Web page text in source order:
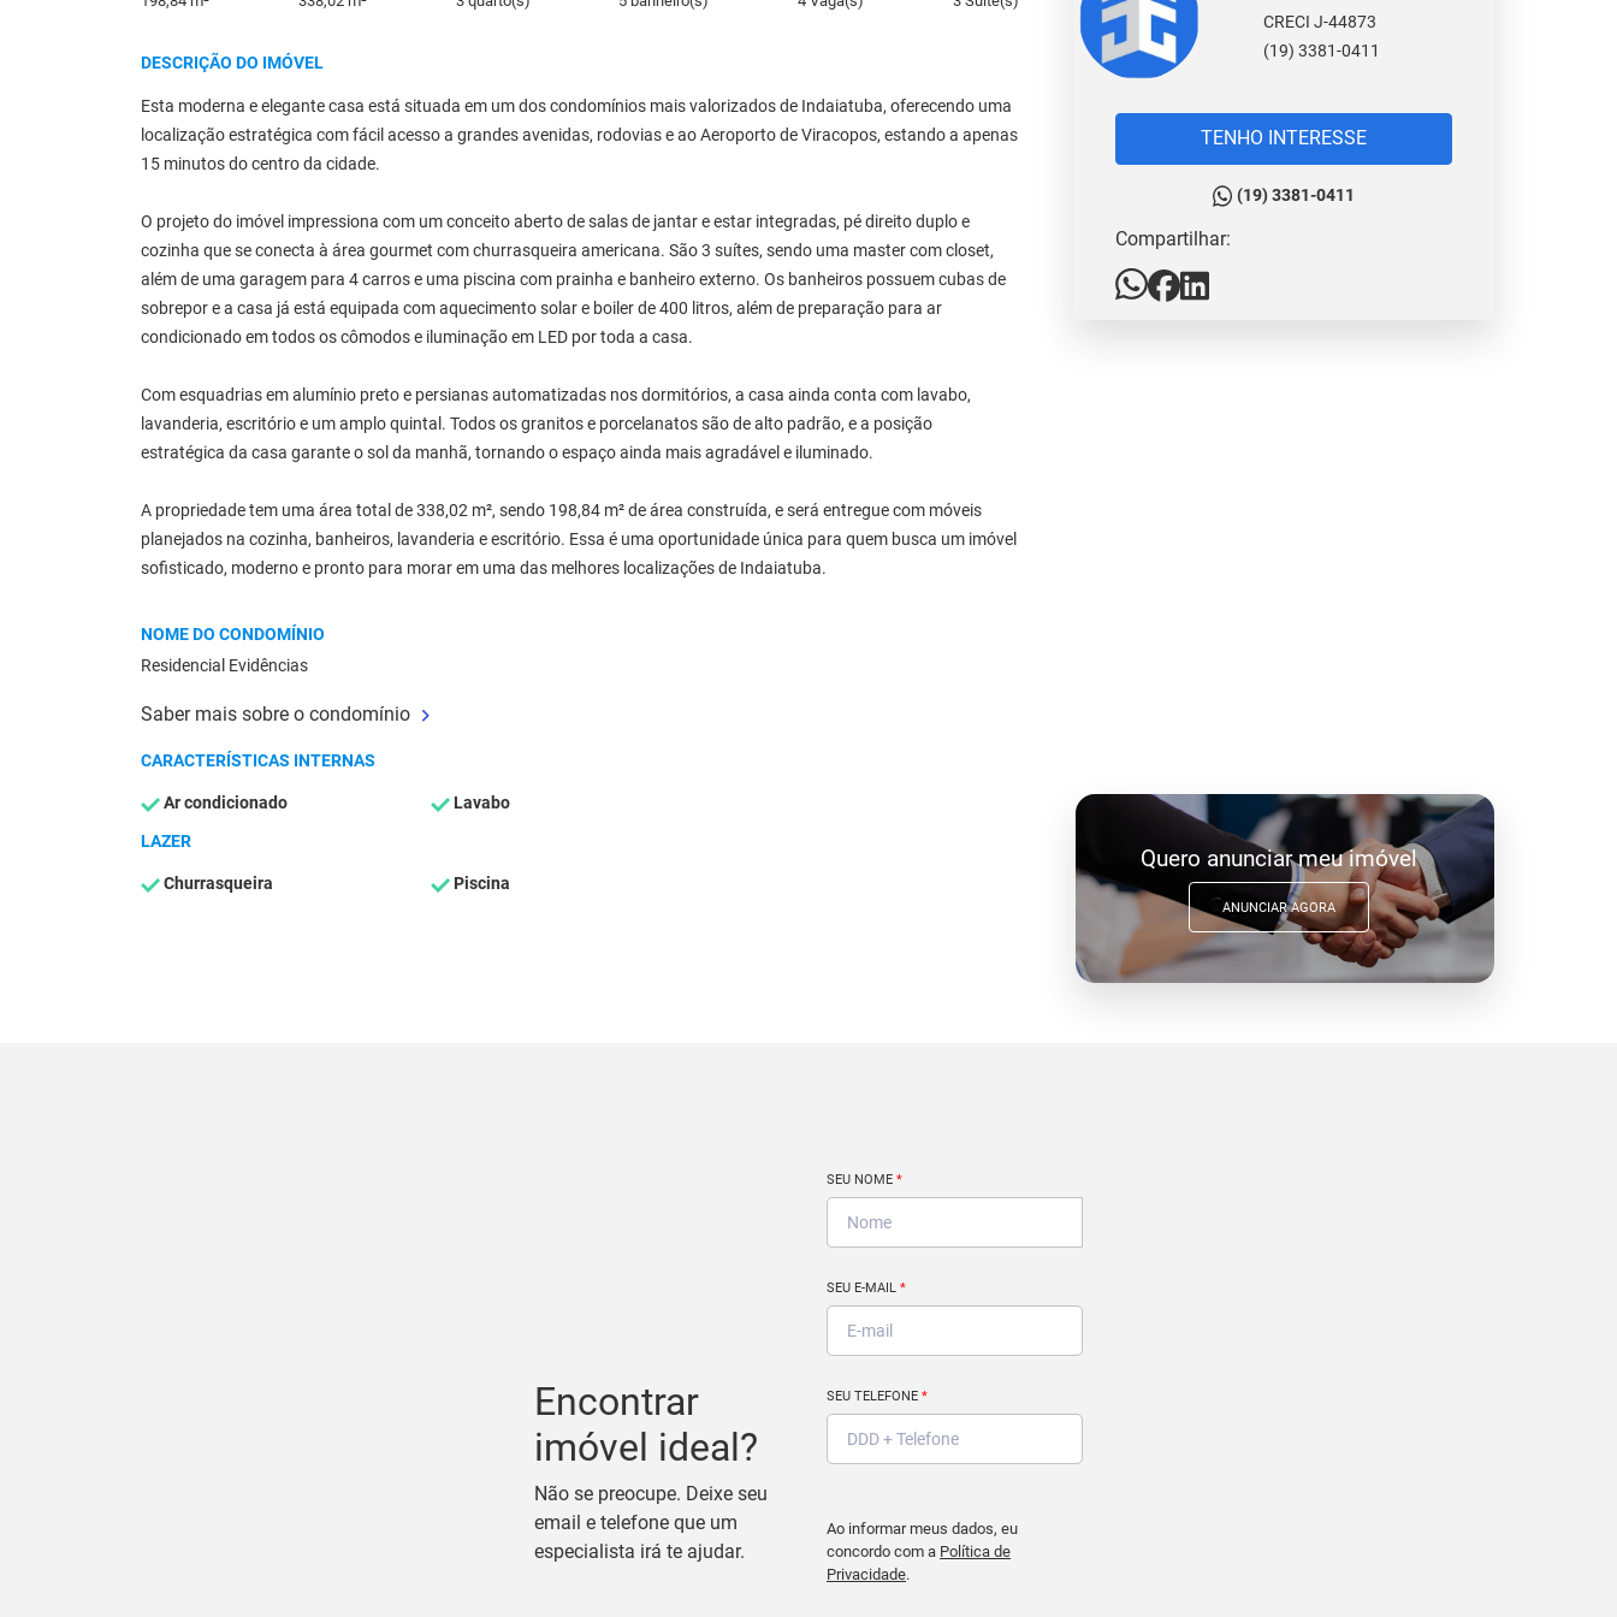
DESCRIÇÃO DO IMÓVEL
Esta moderna e elegante casa está situada em um dos condomínios mais valorizados de Indaiatuba, oferecendo uma
localização estratégica com fácil acesso a grandes avenidas, rodovias e ao Aeroporto de Viracopos, estando a apenas
15 minutos do centro da cidade.
O projeto do imóvel impressiona com um conceito aberto de salas de jantar e estar integradas, pé direito duplo e
cozinha que se conecta à área gourmet com churrasqueira americana. São 3 suítes, sendo uma master com closet,
além de uma garagem para 4 carros e uma piscina com prainha e banheiro externo. Os banheiros possuem cubas de
sobrepor e a casa já está equipada com aquecimento solar e boiler de 400 litros, além de preparação para ar
condicionado em todos os cômodos e iluminação em LED por toda a casa.
Com esquadrias em alumínio preto e persianas automatizadas nos dormitórios, a casa ainda conta com lavabo,
lavanderia, escritório e um amplo quintal. Todos os granitos e porcelanatos são de alto padrão, e a posição
estratégica da casa garante o sol da manhã, tornando o espaço ainda mais agradável e iluminado.
A propriedade tem uma área total de 338,02 m², sendo 198,84 m² de área construída, e será entregue com móveis
planejados na cozinha, banheiros, lavanderia e escritório. Essa é uma oportunidade única para quem busca um imóvel
sofisticado, moderno e pronto para morar em uma das melhores localizações de Indaiatuba.
NOME DO CONDOMÍNIO
Residencial Evidências
Saber mais sobre o condomínio
CARACTERÍSTICAS INTERNAS
Ar condicionado
Lavabo
LAZER
Churrasqueira Piscina
CRECI J-44873
(19) 3381-0411
TENHO INTERESSE
(19) 3381-0411
Compartilhar:
Quero anunciar meu imóvel
ANUNCIAR AGORA
Encontrar
imóvel ideal?
Não se preocupe. Deixe seu
email e telefone que um
especialista irá te ajudar.
SEU NOME *
SEU E-MAIL *
SEU TELEFONE *
Ao informar meus dados, eu
concordo com a Política de
Privacidade.